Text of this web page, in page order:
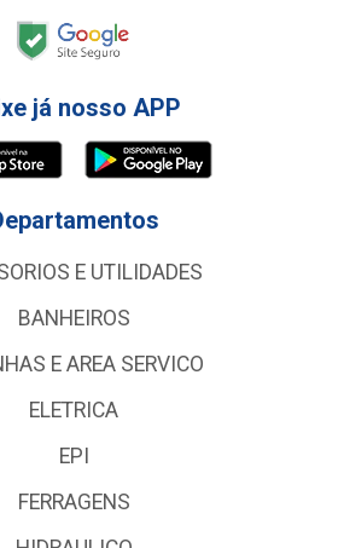
já nosso APP
E UTILIDADES
BANHEIROS
E AREA SERVICO
ELETRICA
EPI
FERRAGENS